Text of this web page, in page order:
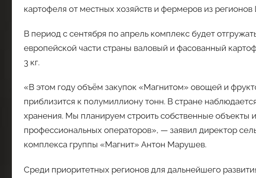
картофеля от местных хозяйств и фермеров из
В период с сентября по апрель комплекс будет
европейской части страны валовый и фасованный
3 кг.
«В этом году объём закупок «Магнитом» овощей и
приблизится к полумиллиону тонн. В стране
хранения. Мы планируем строить собственные объекты
профессиональных операторов», — заявил директор
комплекса группы «Магнит» Антон Марушев.
Среди приоритетных регионов для дальнейшего